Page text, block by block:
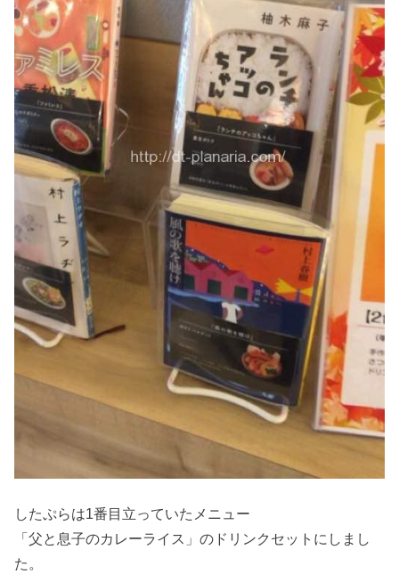
したぷらは1番目立っていたメニュー
「父と息子のカレーライス」のドリンクセットにしまし
た。